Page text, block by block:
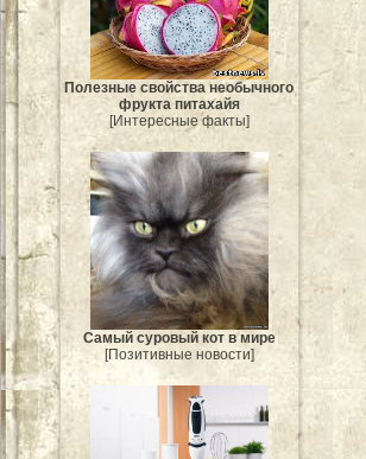
Полезные свойства необычного
фрукта питахайя
[Интересные факты]
Самый суровый кот в мире
[Позитивные новости]